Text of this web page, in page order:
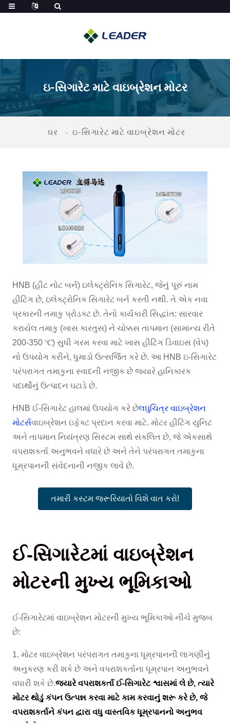
ઇ-સિગારેટ માટે વાઇબ્રેશન મોટર
ઘર ઇ-સિગારેટ માટે વાઇબ્રેશન મોટર
HNB (હીટ નોટ બર્ન) ઇલેક્ટ્રોનિક સિગારેટ, જેનું પૂરું નામ
હીટિંગ છે, ઇલેક્ટ્રોનિક સિગારેટ બર્ન કરતી નથી. તે એક નવા
પ્રકારની તમાકુ પ્રોડક્ટ છે. તેનો કાર્યકારી સિદ્ધાંત: સારવાર
કરાયેલ તમાકુ (ખાસ કારતુસ) ને ચોક્કસ તાપમાન (સામાન્ય રીતે
200-350 ℃) સુધી ગરમ કરવા માટે ખાસ હીટિંગ ડિવાઇસ (વેપ)
નો ઉપયોગ કરીને, ધુમાડો ઉત્સર્જિત કરે છે. આ HNB ઇ-સિગારેટ
પરંપરાગત તમાકુના સ્વાદની નજીક છે જ્યારે હાનિકારક
પદાર્થોનું ઉત્પાદન ઘટાડે છે.
HNB ઈ-સિગારેટ હાલમાં ઉપયોગ કરે છેલઘુચિત્ર વાઇબ્રેશન
મોટર્સવાઇબ્રેશન ઇફેક્ટ પ્રદાન કરવા માટે. મોટર હીટિંગ યુનિટ
અને તાપમાન નિયંત્રણ સિસ્ટમ સાથે સંકલિત છે, જે એકસાથે
વપરાશકર્તા અનુભવને વધારે છે અને તેને પરંપરાગત તમાકુના
ધૂમ્રપાનની સંવેદનાની નજીક લાવે છે.
તમારી કસ્ટમ જરૂરિયાતો વિશે વાત કરો!
ઈ-સિગારેટમાં વાઇબ્રેશન
મોટરની મુખ્ય ભૂમિકાઓ
ઈ-સિગારેટમાં વાઇબ્રેશન મોટરની મુખ્ય ભૂમિકાઓ નીચે મુજબ
છે:
1. મોટર વાઇબ્રેશન પરંપરાગત તમાકુના ધૂમ્રપાનની લાગણીનું
અનુકરણ કરી શકે છે અને વપરાશકર્તાના ધૂમ્રપાન અનુભવને
વધારી શકે છે.જ્યારે વપરાશકર્તા ઈ-સિગારેટ શ્વાસમાં લે છે, ત્યારે
મોટર થોડું કંપન ઉત્પન્ન કરવા માટે કામ કરવાનું શરૂ કરે છે, જે
વપરાશકર્તાને કંપન દ્વારા વધુ વાસ્તવિક ધૂમ્રપાનનો અનુભવ